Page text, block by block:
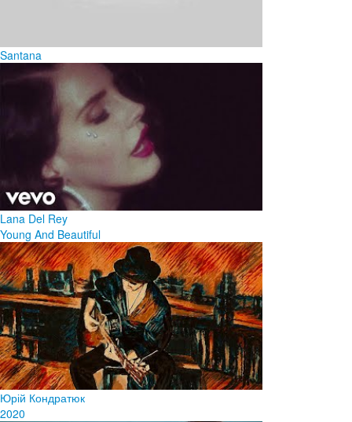
Santana
Lana Del Rey
Young And Beautiful
Юрій Кондратюк
2020